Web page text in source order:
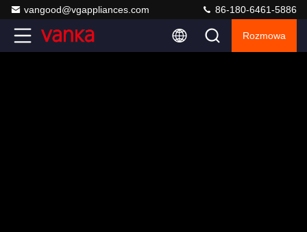
vangood@vgappliances.com 86-180-6461-5886
Rozmowa